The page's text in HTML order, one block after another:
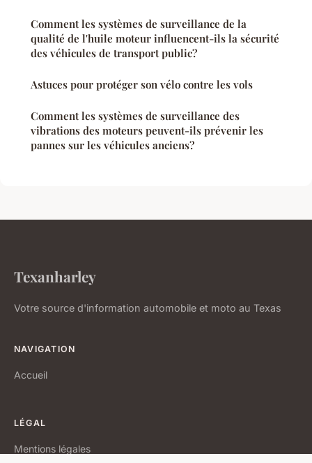
Comment les systèmes de surveillance de la
qualité de l'huile moteur influencent-ils la sécurité
des véhicules de transport public?
Astuces pour protéger son vélo contre les vols
Comment les systèmes de surveillance des
vibrations des moteurs peuvent-ils prévenir les
pannes sur les véhicules anciens?
Texanharley
Votre source d'information automobile et moto au Texas
NAVIGATION
Accueil
LÉGAL
Mentions légales